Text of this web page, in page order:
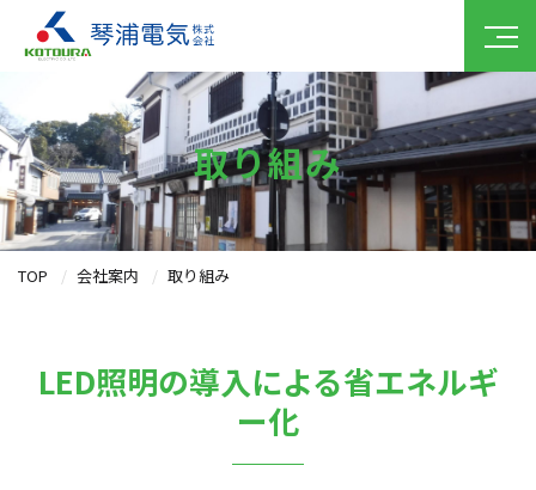
取り組み
TOP 会社案内 取り組み
LED照明の導入による省エネルギ
ー化